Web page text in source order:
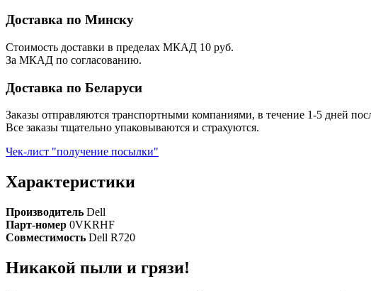
Доставка по Минску
Стоимость доставки в пределах МКАД 10 руб.
За МКАД по согласованию.
Доставка по Беларуси
Заказы отправляются транспортными компаниями, в течение 1-5 дней
Все заказы тщательно упаковываются и страхуются.
Чек-лист "получение посылки"
Характеристики
Производитель Dell
Парт-номер 0VKRHF
Совместимость Dell R720
Никакой пыли и грязи!